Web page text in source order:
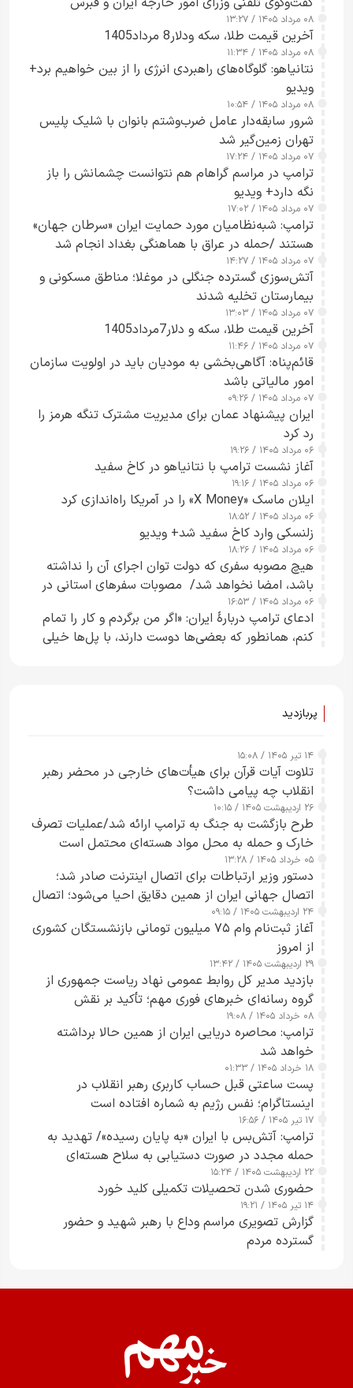
۰۸ مرداد ۱۴۰۵ / ۱۳:۲۷
آخرین قیمت طلا، سکه ودلار8 مرداد1405
۰۸ مرداد ۱۴۰۵ / ۱۱:۳۴
نتانیاهو: گلوگاه‌های راهبردی انرژی را از بین خواهیم برد+
ویدیو
۰۸ مرداد ۱۴۰۵ / ۱۰:۵۴
شرور سابقه‌دار عامل ضرب‌وشتم بانوان با شلیک پلیس
تهران زمین‌گیر شد
۰۷ مرداد ۱۴۰۵ / ۱۷:۲۴
ترامپ در مراسم گراهام هم نتوانست چشمانش را باز
نگه دارد+ ویدیو
۰۷ مرداد ۱۴۰۵ / ۱۷:۰۲
ترامپ: شبه‌نظامیان مورد حمایت ایران «سرطان جهان»
هستند /حمله در عراق با هماهنگی بغداد انجام شد
۰۷ مرداد ۱۴۰۵ / ۱۴:۲۷
آتش‌سوزی گسترده جنگلی در موغلا؛ مناطق مسکونی و
بیمارستان تخلیه شدند
۰۷ مرداد ۱۴۰۵ / ۱۳:۰۳
آخرین قیمت طلا، سکه و دلار7مرداد1405
۰۷ مرداد ۱۴۰۵ / ۱۱:۴۶
قائم‌پناه: آگاهی‌بخشی به مودیان باید در اولویت سازمان
امور مالیاتی باشد
۰۷ مرداد ۱۴۰۵ / ۰۹:۲۶
ایران پیشنهاد عمان برای مدیریت مشترک تنگه هرمز را
رد کرد
۰۶ مرداد ۱۴۰۵ / ۱۹:۲۶
آغاز نشست ترامپ با نتانیاهو در کاخ سفید
۰۶ مرداد ۱۴۰۵ / ۱۹:۱۶
ایلان ماسک «X Money» را در آمریکا راه‌اندازی کرد
۰۶ مرداد ۱۴۰۵ / ۱۸:۵۲
زلنسکی وارد کاخ سفید شد+ ویدیو
۰۶ مرداد ۱۴۰۵ / ۱۸:۲۶
هیچ مصوبه سفری که دولت توان اجرای آن را نداشته
باشد، امضا نخواهد شد/ مصوبات سفرهای استانی در
چارچوب قانون بودجه است+ عکس
۰۶ مرداد ۱۴۰۵ / ۱۶:۵۳
ادعای ترامپ دربارهٔ ایران: «اگر من برگردم و کار را تمام
کنم، همانطور که بعضی‌ها دوست دارند، با پل‌ها خیلی
پربازدید
۱۴ تیر ۱۴۰۵ / ۱۵:۰۸
تلاوت آیات قرآن برای هیأت‌های خارجی در محضر رهبر
انقلاب چه پیامی داشت؟
۲۶ اردیبهشت ۱۴۰۵ / ۱۰:۱۵
طرح‌ بازگشت به جنگ به ترامپ ارائه شد/عملیات تصرف
خارک و حمله به محل مواد هسته‌ای محتمل است
۰۵ خرداد ۱۴۰۵ / ۱۳:۲۸
دستور وزیر ارتباطات برای اتصال اینترنت صادر شد؛
اتصال جهانی ایران از همین دقایق احیا می‌شود؛ اتصال
کامل مردم تا ۲۴ ساعت آینده
۲۴ اردیبهشت ۱۴۰۵ / ۰۹:۱۵
آغاز ثبت‌نام وام ۷۵ میلیون تومانی بازنشستگان کشوری
از امروز
۲۹ اردیبهشت ۱۴۰۵ / ۱۳:۴۲
بازدید مدیر کل روابط عمومی نهاد ریاست جمهوری از
گروه رسانه‌ای خبرهای فوری مهم؛ تأکید بر نقش
رسانه‌های هوشمند و مسئول در ارتقای آگاهی عمومی
۰۸ خرداد ۱۴۰۵ / ۱۹:۰۸
ترامپ: محاصره دریایی ایران از همین حالا برداشته
خواهد شد
۱۸ خرداد ۱۴۰۵ / ۰۱:۳۳
پست ساعتی قبل حساب کاربری رهبر انقلاب در
اینستاگرام؛ نفس رژیم به شماره افتاده است​
۱۷ تیر ۱۴۰۵ / ۱۶:۵۶
ترامپ: آتش‌بس با ایران «به پایان رسیده»/ تهدید به
حمله مجدد در صورت دستیابی به سلاح هسته‌ای
۲۲ اردیبهشت ۱۴۰۵ / ۱۵:۲۴
حضوری شدن تحصیلات تکمیلی کلید خورد
۱۴ تیر ۱۴۰۵ / ۱۹:۲۱
گزارش تصویری مراسم وداع با رهبر شهید و حضور
گسترده مردم